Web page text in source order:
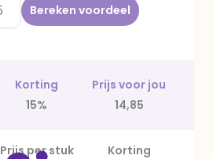
Bereken voordeel
Korting
Prijs voor jou
15% 14,85
Prijs per stuk
Korting